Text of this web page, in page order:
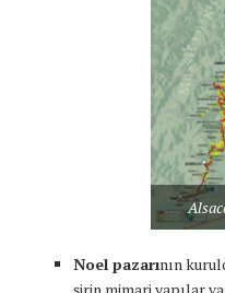
Noel pazarının